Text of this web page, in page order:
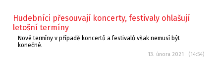
Hudebníci přesouvají koncerty, festivaly ohlašují
letošní termíny
Nové termíny v případě koncertů a festivalů však nemusí být
konečné.
13. února 2021 (14:54)